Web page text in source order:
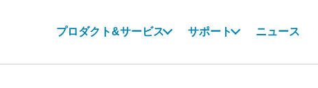
プロダクト&サービス サポート ニュース